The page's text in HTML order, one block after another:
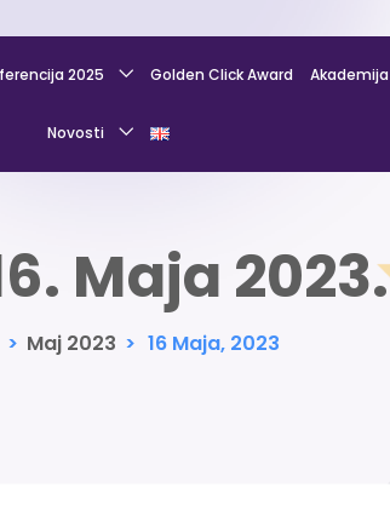
2025 Golden Click Award Akademija
Novosti
Maja 2023.
> Maj 2023 > 16 Maja, 2023